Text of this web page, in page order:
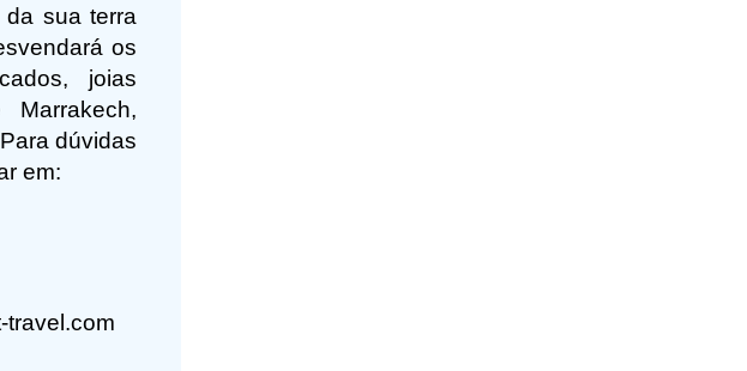
sua terra
os
joias
dúvidas
em:
travel.com